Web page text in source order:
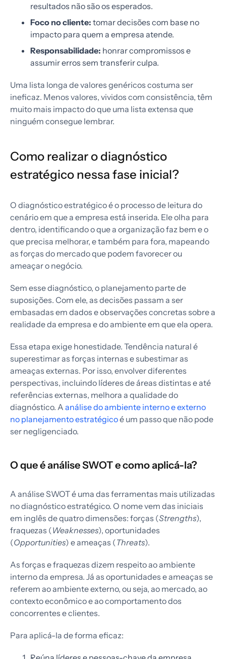
resultados não são os esperados.
Foco no cliente: tomar decisões com base no
impacto para quem a empresa atende.
Responsabilidade: honrar compromissos e
assumir erros sem transferir culpa.
Uma lista longa de valores genéricos costuma ser
ineficaz. Menos valores, vividos com consistência, têm
muito mais impacto do que uma lista extensa que
ninguém consegue lembrar.
Como realizar o diagnóstico
estratégico nessa fase inicial?
O diagnóstico estratégico é o processo de leitura do
cenário em que a empresa está inserida. Ele olha para
dentro, identificando o que a organização faz bem e o
que precisa melhorar, e também para fora, mapeando
as forças do mercado que podem favorecer ou
ameaçar o negócio.
Sem esse diagnóstico, o planejamento parte de
suposições. Com ele, as decisões passam a ser
embasadas em dados e observações concretas sobre a
realidade da empresa e do ambiente em que ela opera.
Essa etapa exige honestidade. Tendência natural é
superestimar as forças internas e subestimar as
ameaças externas. Por isso, envolver diferentes
perspectivas, incluindo líderes de áreas distintas e até
referências externas, melhora a qualidade do
diagnóstico. A análise do ambiente interno e externo
no planejamento estratégicoé um passo que não pode
ser negligenciado.
O que é análise SWOT e como aplicá-la?
A análise SWOT é uma das ferramentas mais utilizadas
no diagnóstico estratégico. O nome vem das iniciais
em inglês de quatro dimensões: forças (Strengths),
fraquezas (Weaknesses), oportunidades
(Opportunities) e ameaças (Threats).
As forças e fraquezas dizem respeito ao ambiente
interno da empresa. Já as oportunidades e ameaças se
referem ao ambiente externo, ou seja, ao mercado, ao
contexto econômico e ao comportamento dos
concorrentes e clientes.
Para aplicá-la de forma eficaz: